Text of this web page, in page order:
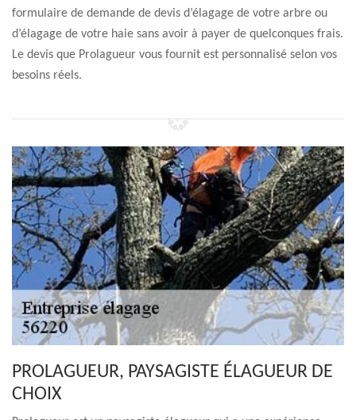
formulaire de demande de devis d’élagage de votre arbre ou
d’élagage de votre haie sans avoir à payer de quelconques frais.
Le devis que Prolagueur vous fournit est personnalisé selon vos
besoins réels.
PROLAGUEUR, PAYSAGISTE ÉLAGUEUR DE
CHOIX